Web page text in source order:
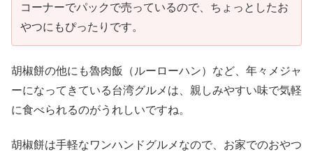
コーナーでパックで売っているので、ちょっとしたお
やつにもぴったりです。
胡椒餅の他にも魯肉飯（ルーローハン）など、年々メジャ
ーになってきている台湾グルメは、親しみやすい味で気軽
に食べられるのがうれしいですね。
胡椒餅は手軽なワンハンドグルメなので、お家でのおやつ